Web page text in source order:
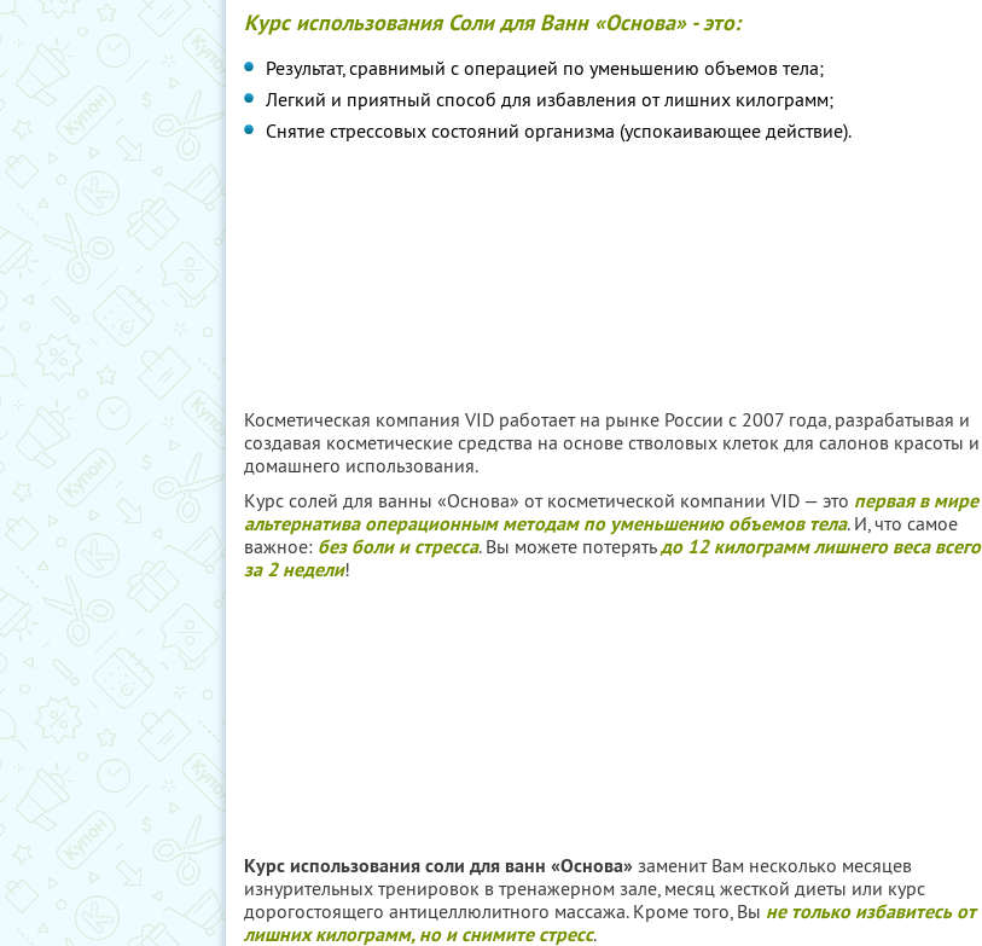
Курс использования Соли для Ванн «Основа» - это:
Результат, сравнимый с операцией по уменьшению объемов тела;
Легкий и приятный способ для избавления от лишних килограмм;
Снятие стрессовых состояний организма (успокаивающее действие).
Косметическая компания VID работает на рынке России с 2007 года, разрабатывая и
создавая косметические средства на основе стволовых клеток для салонов красоты и
домашнего использования.
Курс солей для ванны «Основа» от косметической компании VID — это первая в мире
альтернатива операционным методам по уменьшению объемов тела. И, что самое
важное: без боли и стресса. Вы можете потерятьдо 12 килограмм лишнего веса всего
за 2 недели!
Курс использования соли для ванн «Основа» заменит Вам несколько месяцев
изнурительных тренировок в тренажерном зале, месяц жесткой диеты или курс
дорогостоящего антицеллюлитного массажа. Кроме того, Вы не только избавитесь от
лишних килограмм, но и снимите стресс.